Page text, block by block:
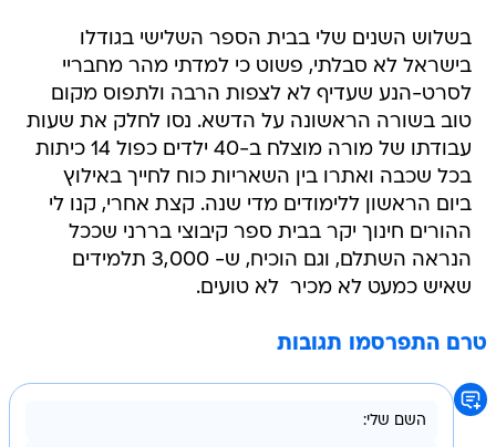
בשלוש השנים שלי בבית הספר השלישי בגודלו
בישראל לא סבלתי, פשוט כי למדתי מהר מחבריי
לסרט-הנע שעדיף לא לצפות הרבה ולתפוס מקום
טוב בשורה הראשונה על הדשא. נסו לחלק את שעות
עבודתו של מורה מוצלח ב-40 ילדים כפול 14 כיתות
בכל שכבה ואתרו בין השאריות כוח לחייך באילוץ
ביום הראשון ללימודים מדי שנה. קצת אחרי, קנו לי
ההורים חינוך יקר בבית ספר קיבוצי בררני שככל
הנראה השתלם, וגם הוכיח, ש- 3,000 תלמידים
שאיש כמעט לא מכיר  לא טועים.
טרם התפרסמו תגובות